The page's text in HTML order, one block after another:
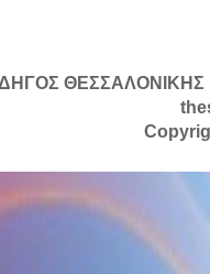
ΘΕΣΣΑΛΟΝΙΚΗΣ